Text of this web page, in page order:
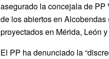
asegurado la concejala de
de los abiertos en
proyectados en Mérida, León
El PP ha denunciado la